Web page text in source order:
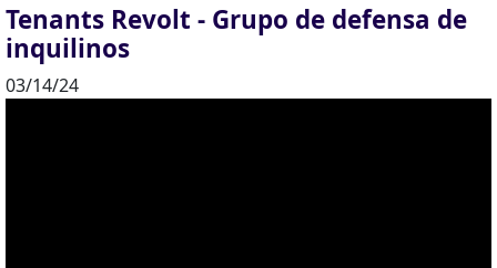
Tenants Revolt - Grupo de defensa de
inquilinos
03/14/24